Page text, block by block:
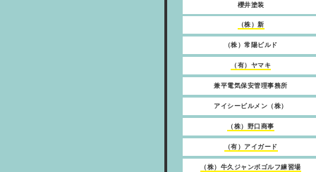
櫻井塗装
（株）新
（株）常陽ビルド
（有）ヤマキ
兼平電気保安管理事務所
アイシービルメン（株）
（株）野口商事
（有）アイガード
（株）牛久ジャンボゴルフ練習場